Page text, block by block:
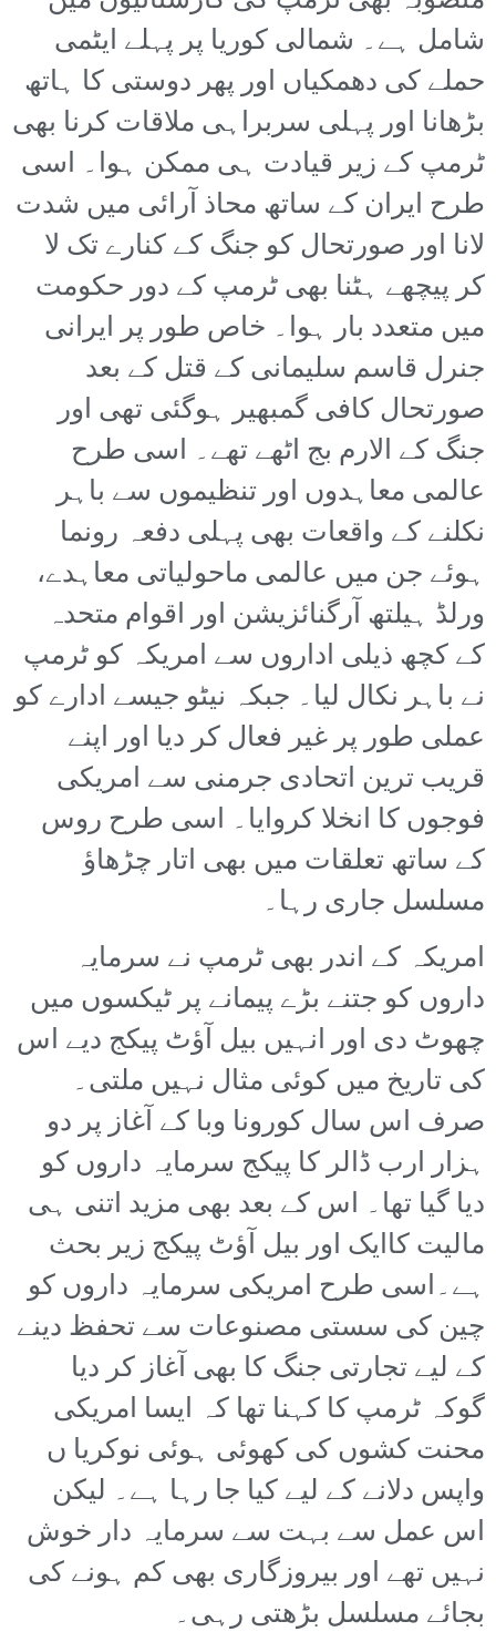
شامل ہے۔ شمالی کوریا پر پہلے ایٹمی
حملے کی دھمکیاں اور پھر دوستی کا ہاتھ
بڑھانا اور پہلی سربراہی ملاقات کرنا بھی
ٹرمپ کے زیر قیادت ہی ممکن ہوا۔ اسی
طرح ایران کے ساتھ محاذ آرائی میں شدت
لانا اور صورتحال کو جنگ کے کنارے تک لا
کر پیچھے ہٹنا بھی ٹرمپ کے دور حکومت
میں متعدد بار ہوا۔ خاص طور پر ایرانی
جنرل قاسم سلیمانی کے قتل کے بعد
صورتحال کافی گمبھیر ہوگئی تھی اور
جنگ کے الارم بج اٹھے تھے۔ اسی طرح
عالمی معاہدوں اور تنظیموں سے باہر
نکلنے کے واقعات بھی پہلی دفعہ رونما
ہوئے جن میں عالمی ماحولیاتی معاہدے،
ورلڈ ہیلتھ آرگنائزیشن اور اقوام متحدہ
کے کچھ ذیلی اداروں سے امریکہ کو ٹرمپ
نے باہر نکال لیا۔ جبکہ نیٹو جیسے ادارے کو
عملی طور پر غیر فعال کر دیا اور اپنے
قریب ترین اتحادی جرمنی سے امریکی
فوجوں کا انخلا کروایا۔ اسی طرح روس
کے ساتھ تعلقات میں بھی اتار چڑھاؤ
مسلسل جاری رہا۔
امریکہ کے اندر بھی ٹرمپ نے سرمایہ
داروں کو جتنے بڑے پیمانے پر ٹیکسوں میں
چھوٹ دی اور انہیں بیل آؤٹ پیکج دیے اس
کی تاریخ میں کوئی مثال نہیں ملتی۔
صرف اس سال کورونا وبا کے آغاز پر دو
ہزار ارب ڈالر کا پیکج سرمایہ داروں کو
دیا گیا تھا۔ اس کے بعد بھی مزید اتنی ہی
مالیت کاایک اور بیل آؤٹ پیکج زیر بحث
ہے۔اسی طرح امریکی سرمایہ داروں کو
چین کی سستی مصنوعات سے تحفظ دینے
کے لیے تجارتی جنگ کا بھی آغاز کر دیا
گوکہ ٹرمپ کا کہنا تھا کہ ایسا امریکی
محنت کشوں کی کھوئی ہوئی نوکریا ں
واپس دلانے کے لیے کیا جا رہا ہے۔ لیکن
اس عمل سے بہت سے سرمایہ دار خوش
نہیں تھے اور بیروزگاری بھی کم ہونے کی
بجائے مسلسل بڑھتی رہی۔